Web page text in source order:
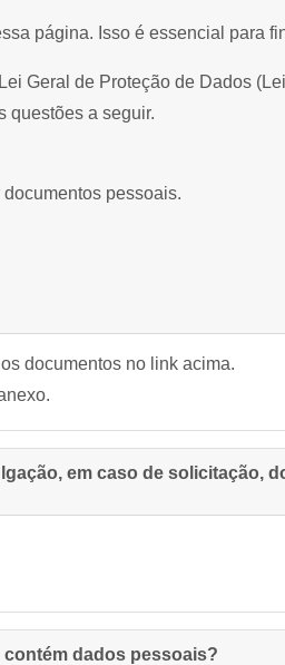
página. Isso é essencial para
Geral de Proteção de Dados
questões a seguir.
pessoais.
documentos no link acima.
em caso de solicitação,
contém dados pessoais?